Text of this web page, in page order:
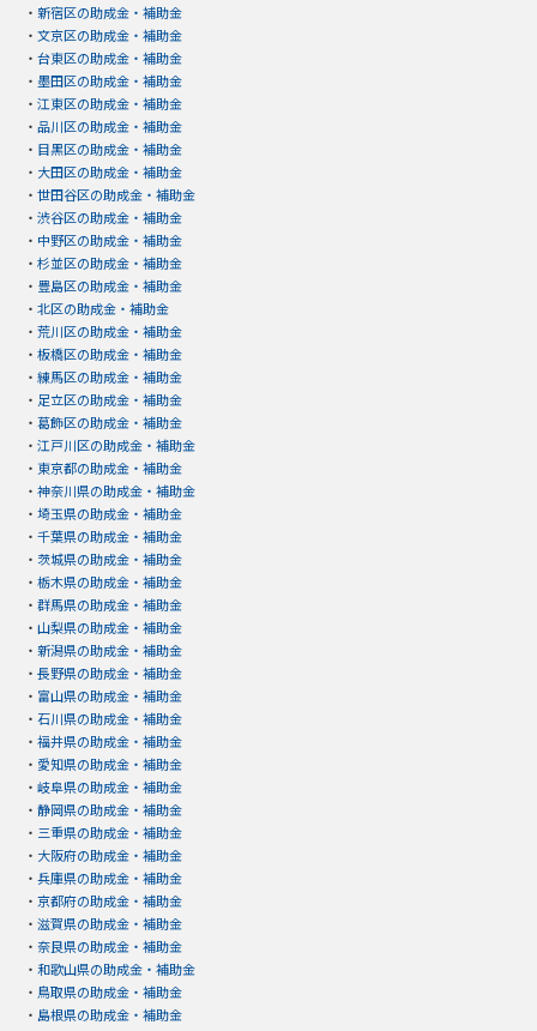
・ 新宿区の助成金・補助金
・ 文京区の助成金・補助金
・ 台東区の助成金・補助金
・ 墨田区の助成金・補助金
・ 江東区の助成金・補助金
・ 品川区の助成金・補助金
・ 目黒区の助成金・補助金
・ 大田区の助成金・補助金
・ 世田谷区の助成金・補助金
・ 渋谷区の助成金・補助金
・ 中野区の助成金・補助金
・ 杉並区の助成金・補助金
・ 豊島区の助成金・補助金
・ 北区の助成金・補助金
・ 荒川区の助成金・補助金
・ 板橋区の助成金・補助金
・ 練馬区の助成金・補助金
・ 足立区の助成金・補助金
・ 葛飾区の助成金・補助金
・ 江戸川区の助成金・補助金
・ 東京都の助成金・補助金
・ 神奈川県の助成金・補助金
・ 埼玉県の助成金・補助金
・ 千葉県の助成金・補助金
・ 茨城県の助成金・補助金
・ 栃木県の助成金・補助金
・ 群馬県の助成金・補助金
・ 山梨県の助成金・補助金
・ 新潟県の助成金・補助金
・ 長野県の助成金・補助金
・ 富山県の助成金・補助金
・ 石川県の助成金・補助金
・ 福井県の助成金・補助金
・ 愛知県の助成金・補助金
・ 岐阜県の助成金・補助金
・ 静岡県の助成金・補助金
・ 三重県の助成金・補助金
・ 大阪府の助成金・補助金
・ 兵庫県の助成金・補助金
・ 京都府の助成金・補助金
・ 滋賀県の助成金・補助金
・ 奈良県の助成金・補助金
・ 和歌山県の助成金・補助金
・ 鳥取県の助成金・補助金
・ 島根県の助成金・補助金